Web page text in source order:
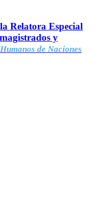
Relatora Especial
y
de Naciones